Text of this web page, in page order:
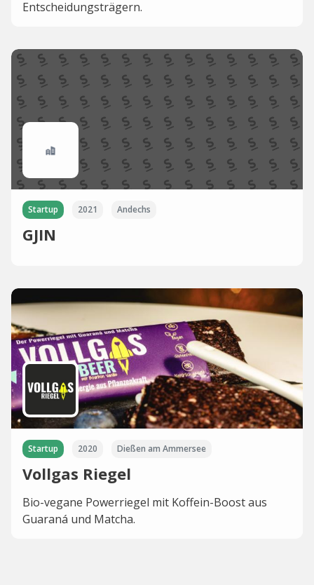
Entscheidungsträgern.
Startup 2021 Andechs
GJIN
Startup 2020 Dießen am Ammersee
Vollgas Riegel
Bio-vegane Powerriegel mit Koffein-Boost aus
Guaraná und Matcha.